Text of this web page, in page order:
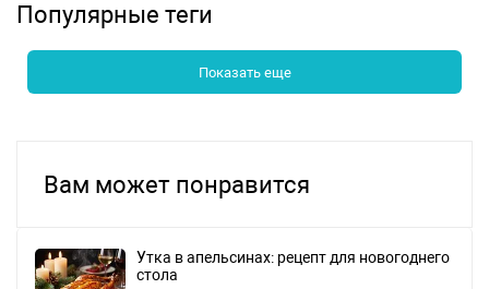
Популярные теги
Показать еще
Вам может понравится
Утка в апельсинах: рецепт для новогоднего
стола